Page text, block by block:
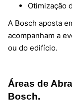
Otimização
A Bosch aposta
acompanham a
ou do edifício.
Áreas de
Bosch.